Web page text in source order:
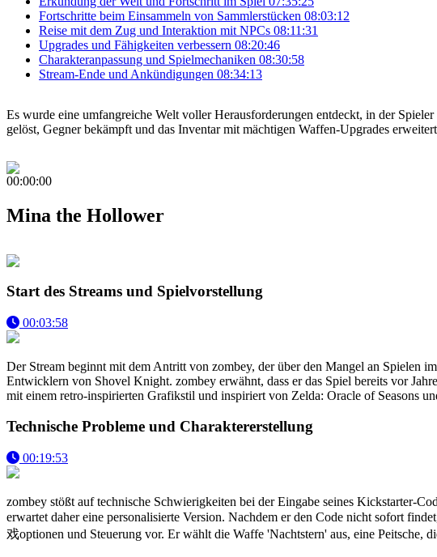
Fortschritte beim Einsammeln von Sammlerstücken 08:03:12
Reise mit dem Zug und Interaktion mit NPCs 08:11:31
Upgrades und Fähigkeiten verbessern 08:20:46
Charakteranpassung und Spielmechaniken 08:30:58
Stream-Ende und Ankündigungen 08:34:13
Es wurde eine umfangreiche Welt voller Herausforderungen entdeckt, in der
gelöst, Gegner bekämpft und das Inventar mit mächtigen Waffen-Upgrades
00:00:00
Mina the Hollower
Start des Streams und Spielvorstellung
00:03:58
Der Stream beginnt mit dem Antritt von zombey, der über den Mangel an Spielen
Entwicklern von Shovel Knight. zombey erwähnt, dass er das Spiel bereits vor
mit einem retro-inspirierten Grafikstil und inspiriert von Zelda: Oracle of Seasons
Technische Probleme und Charaktererstellung
00:19:53
zombey stößt auf technische Schwierigkeiten bei der Eingabe seines Kickstarter-
erwartet daher eine personalisierte Version. Nachdem er den Code nicht sofort
戏optionen und Steuerung vor. Er wählt die Waffe 'Nachtstern' aus, eine Peitsche,